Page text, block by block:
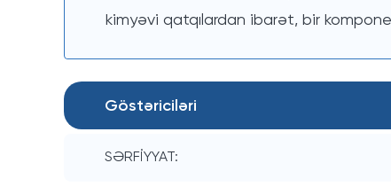
kimyəvi qatqılardan ibarət, bir
Göstəriciləri
SƏRFİYYAT: